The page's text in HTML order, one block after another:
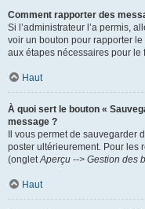
Comment rapporter des
Si l’administrateur l’a permis,
voir un bouton pour rapporter
aux étapes nécessaires pour le
Haut
À quoi sert le bouton «
message ?
Il vous permet de sauvegarder
poster ultérieurement. Pour les
(ongletAperçu --> Gestion des
Haut